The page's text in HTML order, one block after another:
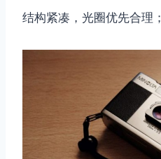
结构紧凑，光圈优先合理；